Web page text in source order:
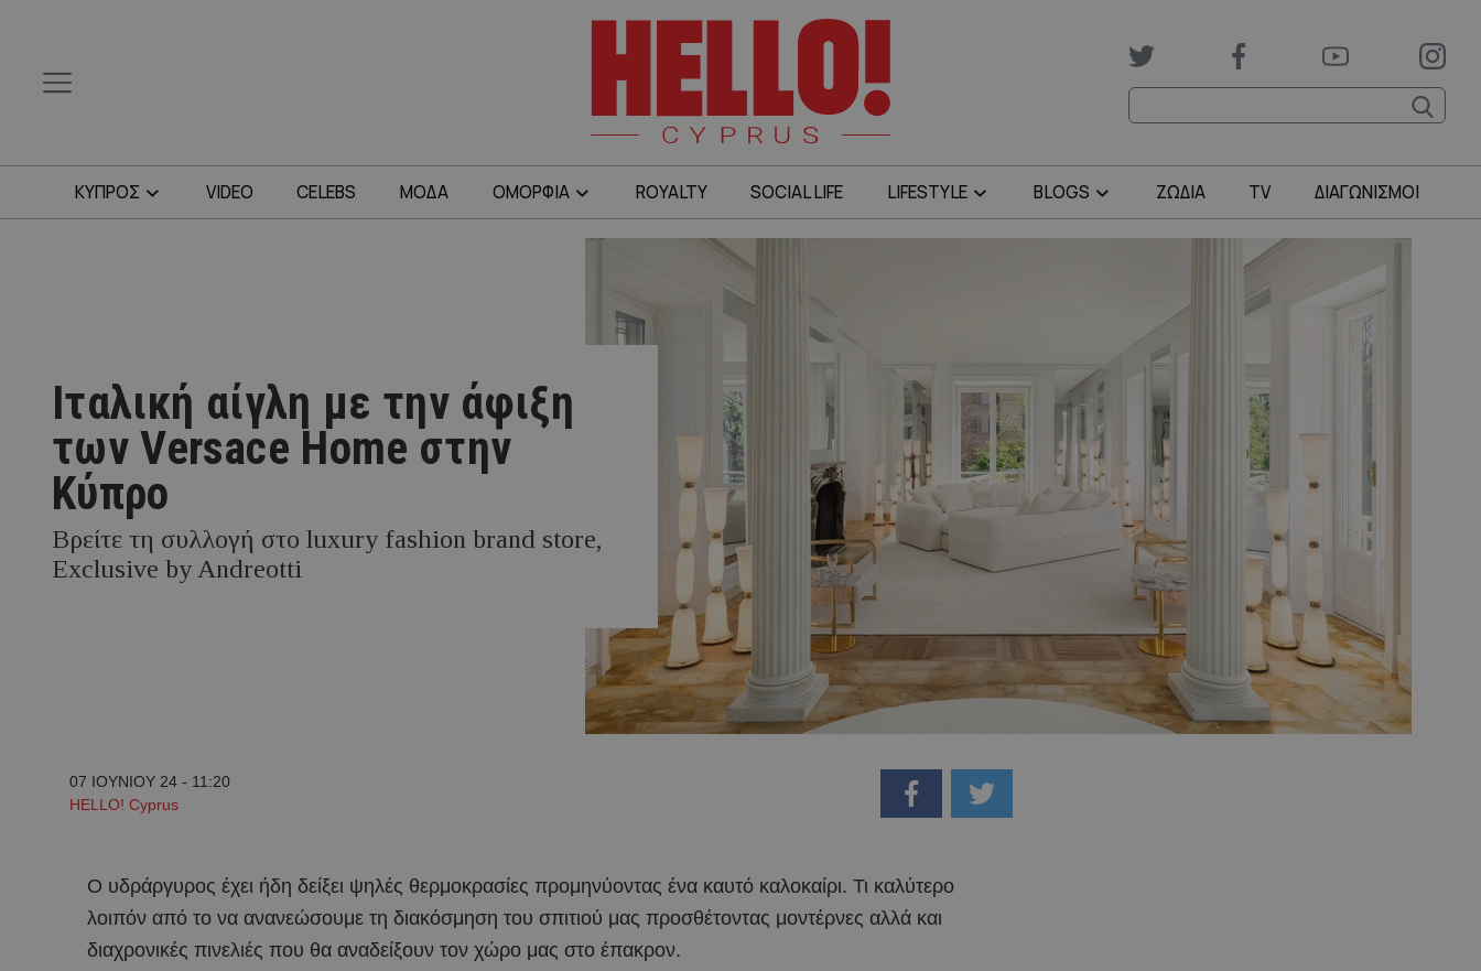
ΚΥΠΡΟΣ VIDEO CELEBS ΜΟΔΑ ΟΜΟΡΦΙΑ ROYALTY SOCIAL LIFE LIFESTYLE BLOGS ΖΩΔΙΑ TV ΔΙΑΓΩΝΙΣΜΟΙ
Ιταλική αίγλη με την άφιξη
των Versace Home στην
Κύπρο
Βρείτε τη συλλογή στο luxury fashion brand store,
Exclusive by Andreotti
07 ΙΟΥΝΙΟΥ 24 - 11:20
HELLO! Cyprus
Ο υδράργυρος έχει ήδη δείξει ψηλές θερμοκρασίες προμηνύοντας ένα καυτό καλοκαίρι. Τι καλύτερο
λοιπόν από το να ανανεώσουμε τη διακόσμηση του σπιτιού μας προσθέτοντας μοντέρνες αλλά και
διαχρονικές πινελιές που θα αναδείξουν τον χώρο μας στο έπακρον.